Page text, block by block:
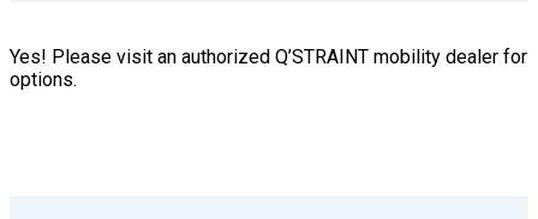
Yes! Please visit an authorized Q’STRAINT mobility dealer for
options.